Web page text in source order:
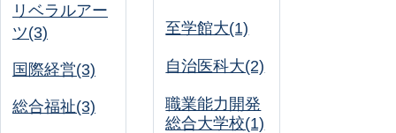
リベラルアー
ツ(3)
国際経営(3)
総合福祉(3)
至学館大(1)
自治医科大(2)
職業能力開発
総合大学校(1)